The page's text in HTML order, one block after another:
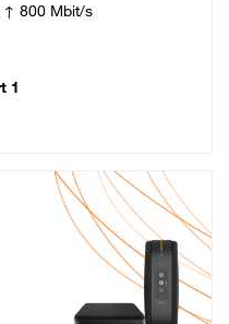
↑ 800 Mbit/s
1
€ par mois, Engagement 12 mois